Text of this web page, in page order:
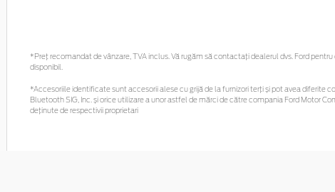
*Preţ recomandat de vânzare, TVA inclus. Vă rugăm să contactaţi dealerul dvs. Ford
disponibil.
*Accesoriile identificate sunt accesorii alese cu grijă de la furnizori terți și pot avea diferite
Bluetooth SIG, Inc. și orice utilizare a unor astfel de mărci de către compania Ford Motor
deținute de respectivii proprietari